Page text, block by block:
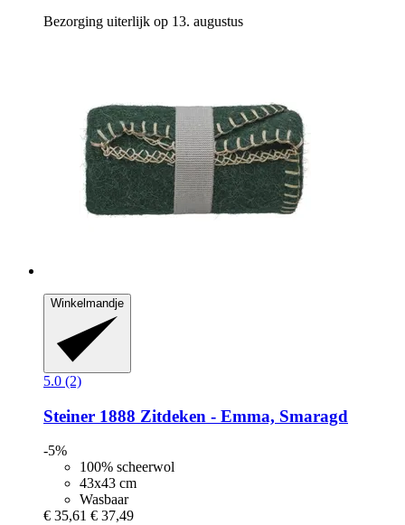
Bezorging uiterlijk op 13. augustus
Winkelmandje
5.0 (2)
Steiner 1888 Zitdeken -​ Emma, Smaragd
-5%
100% scheerwol
43x43 cm
Wasbaar
€ 35,61 € 37,49